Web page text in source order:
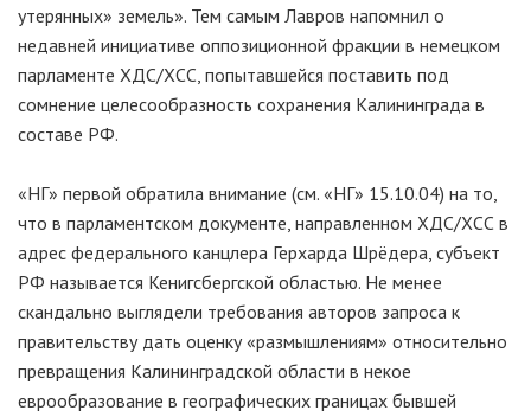
утерянных» земель». Тем самым Лавров напомнил о
недавней инициативе оппозиционной фракции в немецком
парламенте ХДС/ХСС, попытавшейся поставить под
сомнение целесообразность сохранения Калининграда в
составе РФ.
«НГ» первой обратила внимание (см. «НГ» 15.10.04) на то,
что в парламентском документе, направленном ХДС/ХСС в
адрес федерального канцлера Герхарда Шрёдера, субъект
РФ называется Кенигсбергской областью. Не менее
скандально выглядели требования авторов запроса к
правительству дать оценку «размышлениям» относительно
превращения Калининградской области в некое
еврообразование в географических границах бывшей